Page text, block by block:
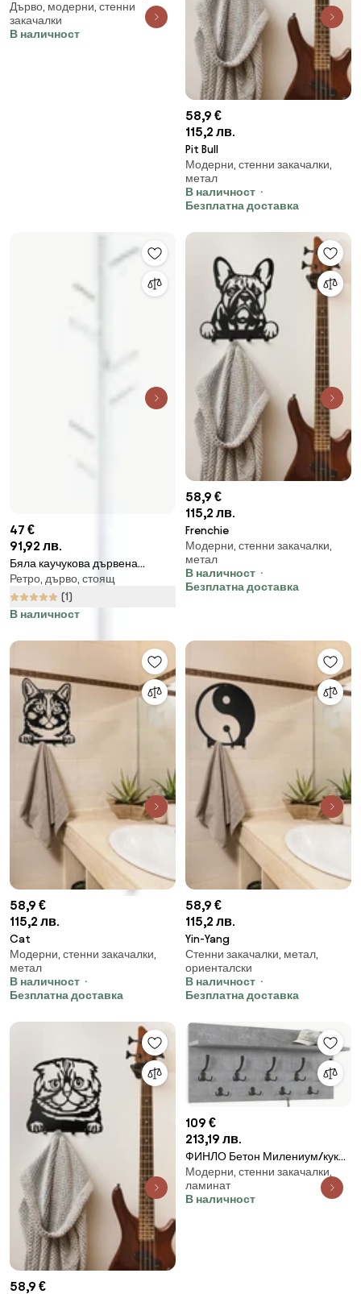
NATE кафява/черна
Дърво, модерни, стенни
закачалки
В наличност
58,9 €
115,2 лв.
Pit Bull
Модерни, стенни закачалки,
метал
В наличност
Безплатна доставка
47 €
91,92 лв.
Бяла каучукова дървена
закачалка Bremen - Actona
Ретро, дърво, стоящ
(1)
В наличност
58,9 €
115,2 лв.
Frenchie
Модерни, стенни закачалки,
метал
В наличност
Безплатна доставка
58,9 €
115,2 лв.
Cat
Модерни, стенни закачалки,
метал
В наличност
Безплатна доставка
58,9 €
115,2 лв.
Yin-Yang
Стенни закачалки, метал,
ориенталски
В наличност
Безплатна доставка
58,9 €
109 €
213,19 лв.
ФИНЛО Бетон Милениум/куки
Черен мат - МОДЕРНА
СТЕННА ЗАКАЧАЛКА С РАФТ
ЗА АНТРЕ 90 и 70 см
Модерни, стенни закачалки,
ламинат
В наличност